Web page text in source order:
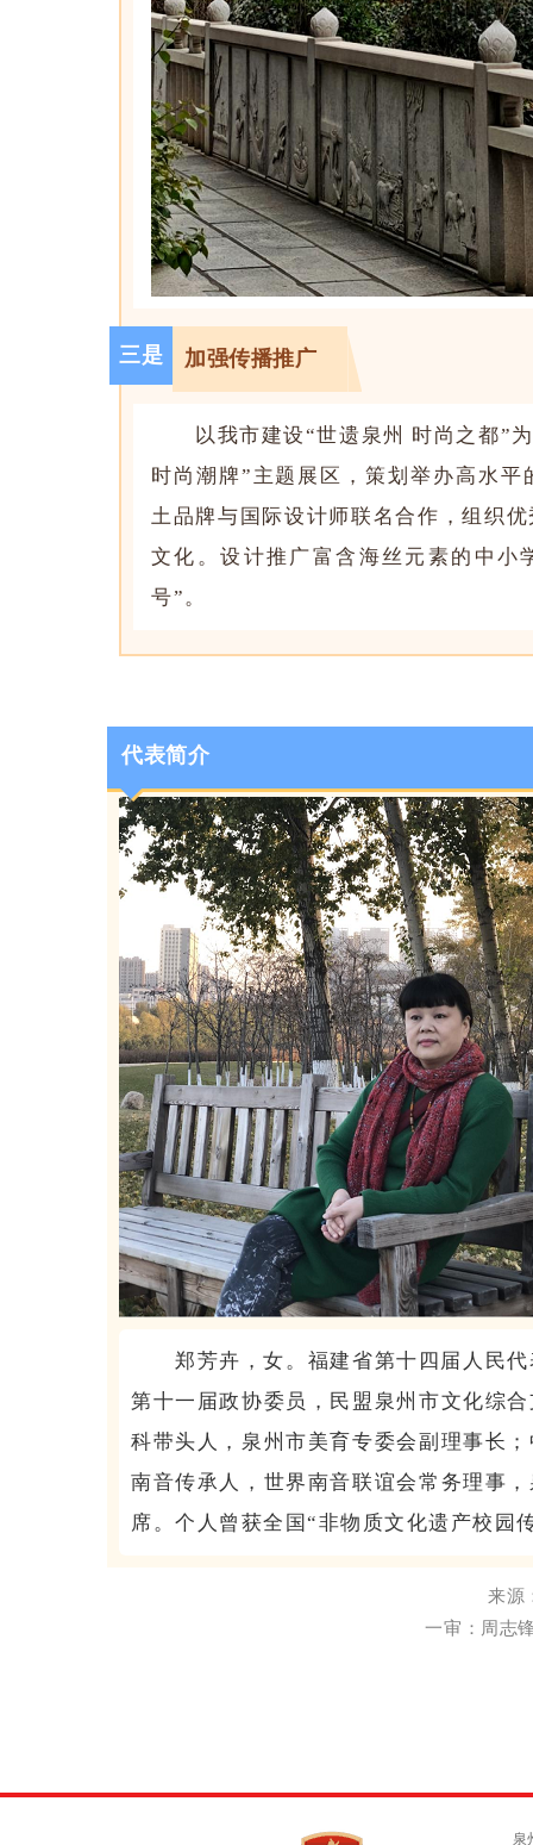
三是 加强传播推广
以我市建设“世遗泉州 时尚之都”
时尚潮牌”主题展区，策划举办高水
土品牌与国际设计师联名合作，组织
文化。设计推广富含海丝元素的中小
号”。
代表简介
郑芳卉，女。福建省第十四届人民
第十一届政协委员，民盟泉州市文化综
科带头人，泉州市美育专委会副理事长
南音传承人，世界南音联谊会常务理事
席。 个人曾获全国“非物质文化遗产校园
来源
一审：周志
泉